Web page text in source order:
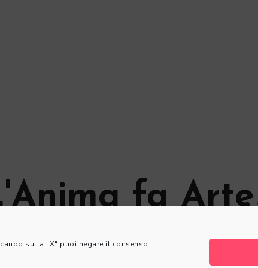
sulla "X" puoi negare il consenso.
fa Arte
© L'Anima fa Arte